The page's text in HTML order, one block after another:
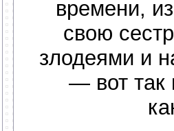
времени,
свою
злодеями и
— вот так